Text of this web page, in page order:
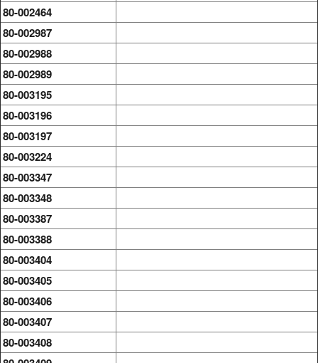
80-002464
80-002987
80-002988
80-002989
80-003195
80-003196
80-003197
80-003224
80-003347
80-003348
80-003387
80-003388
80-003404
80-003405
80-003406
80-003407
80-003408